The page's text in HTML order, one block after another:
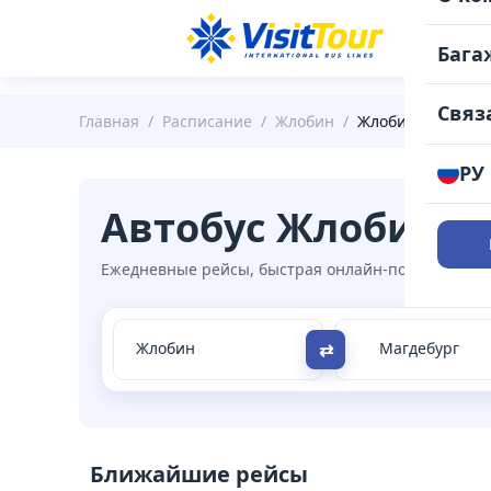
РУ
Главная / Расписание / Жлобин / Жлобин -
Автобус Жлобин
Ежедневные рейсы, быстрая онлайн-покупка,
⇄
Ближайшие рейсы